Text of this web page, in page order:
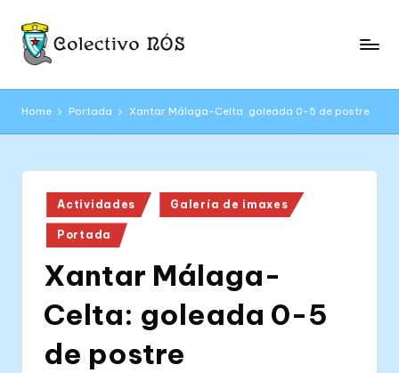
Skip
o
l
e
oficial
Home Portada Xantar Málaga-Celta: goleada 0-5 de postre
Posted
in
Actividades Galería de imaxes
Portada
Xantar Málaga-
Celta: goleada 0-5
de postre